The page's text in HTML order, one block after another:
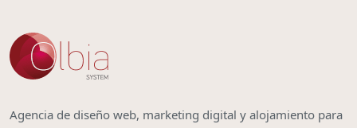
Agencia de diseño web, marketing digital y alojamiento para